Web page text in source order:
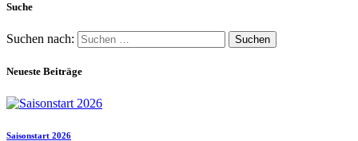
Suche
Suchen nach:
Neueste Beiträge
Saisonstart 2026